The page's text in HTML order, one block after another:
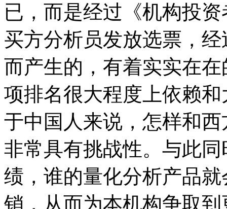
已，而是经过《机构投
买方分析员发放选票，
而产生的，有着实实在
项排名很大程度上依赖
于中国人来说，怎样和
非常具有挑战性。与此
绩，谁的量化分析产品
销，从而为本机构争取